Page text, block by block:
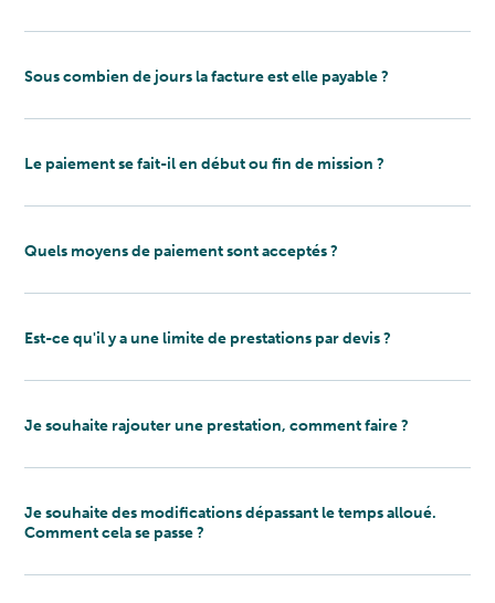
Sous combien de jours la facture est elle payable ?
Le paiement se fait-il en début ou fin de mission ?
Quels moyens de paiement sont acceptés ?
Est-ce qu'il y a une limite de prestations par devis ?
Je souhaite rajouter une prestation, comment faire ?
Je souhaite des modifications dépassant le temps alloué.
Comment cela se passe ?